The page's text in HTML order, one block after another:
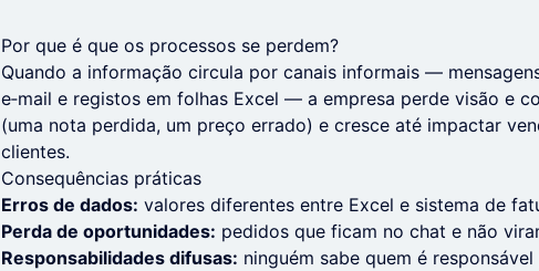
Por que é que os processos se perdem?
Quando a informação circula por canais informais —
e‑mail e registos em folhas Excel — a empresa perde visão e
(uma nota perdida, um preço errado) e cresce até impactar
clientes.
Consequências práticas
Erros de dados: valores diferentes entre Excel e sistema de
Perda de oportunidades: pedidos que ficam no chat e não
Responsabilidades difusas: ninguém sabe quem é